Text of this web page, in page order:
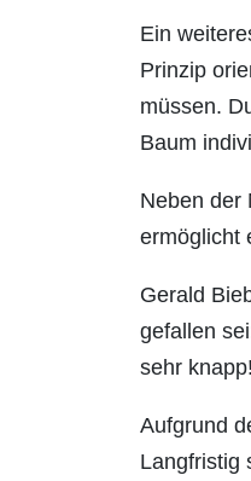
Ein
Prinzip
müssen.
Baum
Neben der
ermöglicht
Gerald
gefallen
sehr
Aufgrund
Langfristig